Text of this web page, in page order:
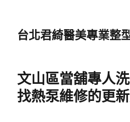
台北君綺醫美專業整
文山區當舖專人
找熱泵維修的更